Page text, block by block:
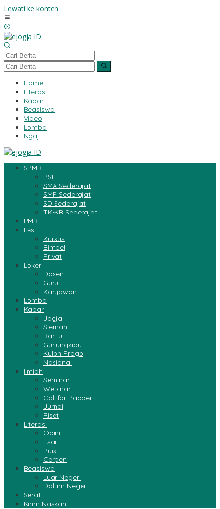
Lewati ke konten
Home
Literasi
Kabar
Beasiswa
Video
Lomba
Ngaji
SPMB
PSB
SMA Sederajat
SMP Sederajat
SD Sederajat
TK-KB Sederajat
PMB
Les
Kursus
Bimbel
Privat
Loker
Dosen
Guru
Karyawan
Lomba
Kabar
Jogja
Sleman
Bantul
Gunungkidul
Kulon Progo
Nasional
Ilmiah
Seminar
Webinar
Call for Papper
Jurnai
Riset
Literasi
Opini
Esai
Puisi
Cerpen
Beasiswa
Luar Negeri
Dalam Negeri
Serat
Kirim Naskah